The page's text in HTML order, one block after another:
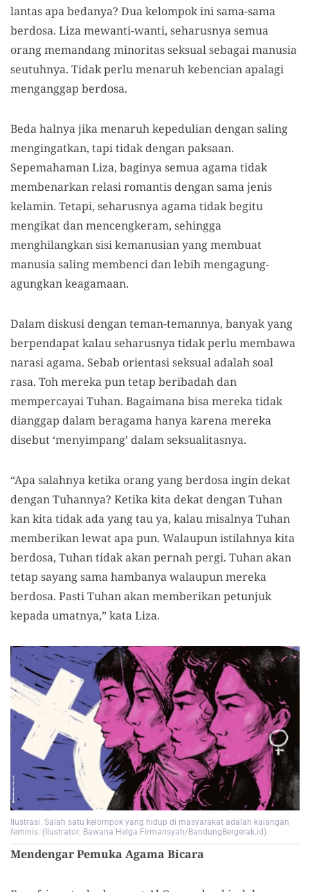
lantas apa bedanya? Dua kelompok ini sama-sama
berdosa. Liza mewanti-wanti, seharusnya semua
orang memandang minoritas seksual sebagai manusia
seutuhnya. Tidak perlu menaruh kebencian apalagi
menganggap berdosa.
Beda halnya jika menaruh kepedulian dengan saling
mengingatkan, tapi tidak dengan paksaan.
Sepemahaman Liza, baginya semua agama tidak
membenarkan relasi romantis dengan sama jenis
kelamin. Tetapi, seharusnya agama tidak begitu
mengikat dan mencengkeram, sehingga
menghilangkan sisi kemanusian yang membuat
manusia saling membenci dan lebih mengagung-
agungkan keagamaan.
Dalam diskusi dengan teman-temannya, banyak yang
berpendapat kalau seharusnya tidak perlu membawa
narasi agama. Sebab orientasi seksual adalah soal
rasa. Toh mereka pun tetap beribadah dan
mempercayai Tuhan. Bagaimana bisa mereka tidak
dianggap dalam beragama hanya karena mereka
disebut ‘menyimpang’ dalam seksualitasnya.
“Apa salahnya ketika orang yang berdosa ingin dekat
dengan Tuhannya? Ketika kita dekat dengan Tuhan
kan kita tidak ada yang tau ya, kalau misalnya Tuhan
memberikan lewat apa pun. Walaupun istilahnya kita
berdosa, Tuhan tidak akan pernah pergi. Tuhan akan
tetap sayang sama hambanya walaupun mereka
berdosa. Pasti Tuhan akan memberikan petunjuk
kepada umatnya,” kata Liza.
Ilustrasi. Salah satu kelompok yang hidup di masyarakat adalah kalangan
feminis. (Ilustrator: Bawana Helga Firmansyah/BandungBergerak.id)
Mendengar Pemuka Agama Bicara